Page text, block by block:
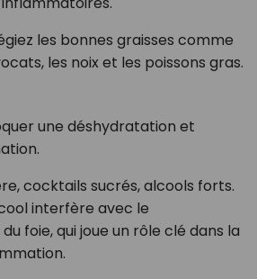
les bonnes graisses comme
les noix et les poissons gras.
une déshydratation et
cocktails sucrés, alcools forts.
interfère avec le
foie, qui joue un rôle clé dans la